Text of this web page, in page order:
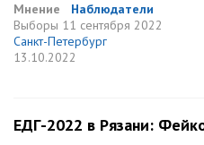
Мнение
Наблюдатели
Выборы 11 сентября 2022
Санкт-Петербург
13.10.2022
ЕДГ-2022 в Рязани: